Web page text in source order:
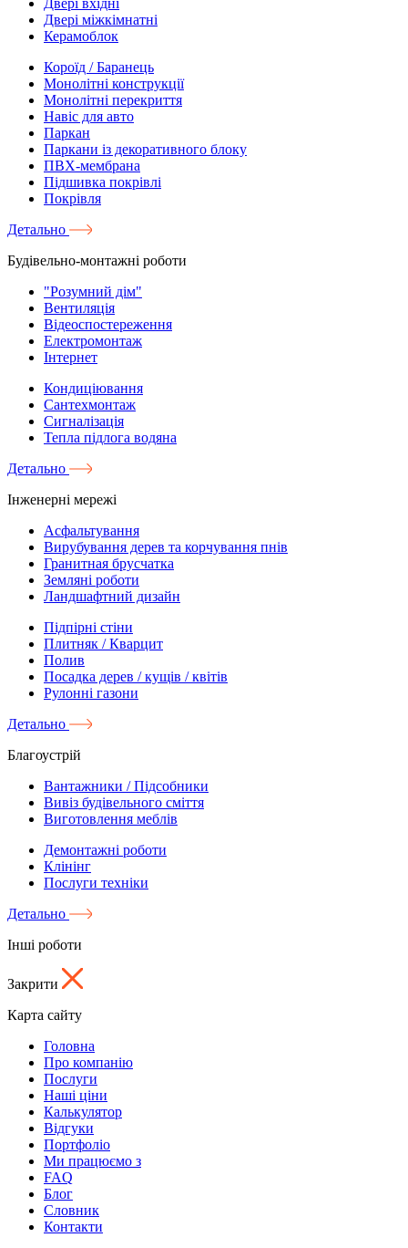
Двері вхідні
Двері міжкімнатні
Керамоблок
Короїд / Баранець
Монолітні конструкції
Монолітні перекриття
Навіс для авто
Паркан
Паркани із декоративного блоку
ПВХ-мембрана
Підшивка покрівлі
Покрівля
Детально
Будівельно-монтажні роботи
"Розумний дім"
Вентиляція
Відеоспостереження
Електромонтаж
Інтернет
Кондиціювання
Сантехмонтаж
Сигналізація
Тепла підлога водяна
Детально
Інженерні мережі
Асфальтування
Вирубування дерев та корчування пнів
Гранитная брусчатка
Земляні роботи
Ландшафтний дизайн
Підпірні стіни
Плитняк / Кварцит
Полив
Посадка дерев / кущів / квітів
Рулонні газони
Детально
Благоустрій
Вантажники / Підсобники
Вивіз будівельного сміття
Виготовлення меблів
Демонтажні роботи
Клінінг
Послуги техніки
Детально
Інші роботи
Закрити
Карта сайту
Головна
Про компанію
Послуги
Наші ціни
Калькулятор
Відгуки
Портфоліо
Ми працюємо з
FAQ
Блог
Словник
Контакти